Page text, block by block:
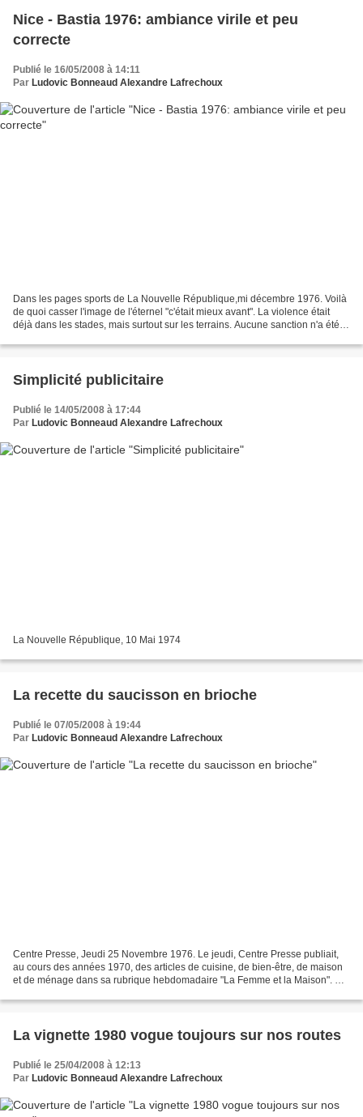
Nice - Bastia 1976: ambiance virile et peu
correcte
Publié le 16/05/2008 à 14:11
Par Ludovic Bonneaud Alexandre Lafrechoux
Dans les pages sports de La Nouvelle République,mi décembre 1976. Voilà
de quoi casser l'image de l'éternel "c'était mieux avant". La violence était
déjà dans les stades, mais surtout sur les terrains. Aucune sanction n'a été
Simplicité publicitaire
Publié le 14/05/2008 à 17:44
Par Ludovic Bonneaud Alexandre Lafrechoux
La Nouvelle République, 10 Mai 1974
La recette du saucisson en brioche
Publié le 07/05/2008 à 19:44
Par Ludovic Bonneaud Alexandre Lafrechoux
Centre Presse, Jeudi 25 Novembre 1976. Le jeudi, Centre Presse publiait,
au cours des années 1970, des articles de cuisine, de bien-être, de maison
et de ménage dans sa rubrique hebdomadaire "La Femme et la Maison". Vu
La vignette 1980 vogue toujours sur nos routes
Publié le 25/04/2008 à 12:13
Par Ludovic Bonneaud Alexandre Lafrechoux